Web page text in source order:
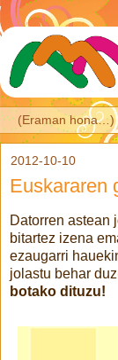
2012-10-10
Euskararen
Datorren astean
bitartez izena
ezaugarri
jolastu behar
botako dituzu!